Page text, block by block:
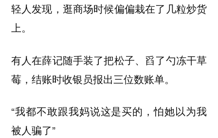
轻人发现，逛商场时候偏偏栽在了几粒炒货
上。
有人在薛记随手装了把松子、舀了勺冻干草
莓，结账时收银员报出三位数账单。
“我都不敢跟我妈说这是买的，怕她以为我
被人骗了”